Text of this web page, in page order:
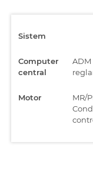
Sistem
Computer
central
ADM
Motor
MR/